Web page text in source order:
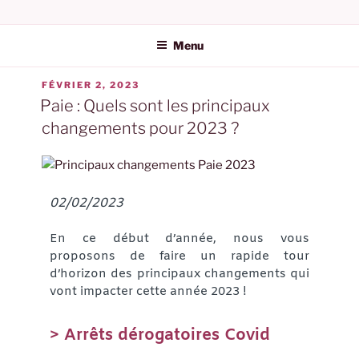
AUGEFI | AUDIT ET
EXPERTISE COMPTABLE
DANS L'HÉRAULT
Menu
PAIE
FÉVRIER 2, 2023
Paie : Quels sont les principaux
changements pour 2023 ?
02/02/2023
En ce début d’année, nous vous
proposons de faire un rapide tour
d’horizon des principaux changements qui
vont impacter cette année 2023 !
> Arrêts dérogatoires Covid